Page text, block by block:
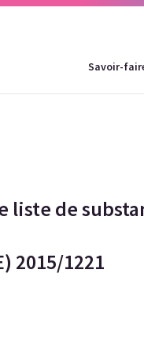
Savoir-
liste de
2015/1221